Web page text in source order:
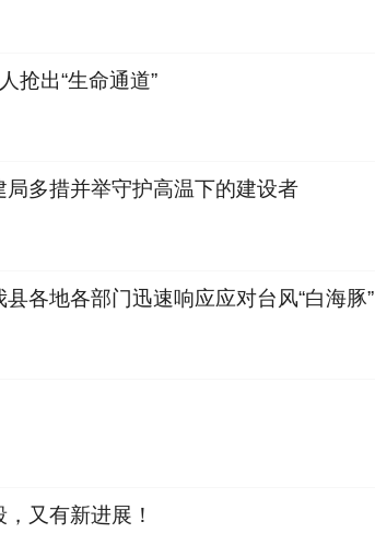
抢出“生命通道”
多措并举守护高温下的建设者
各地各部门迅速响应应对台风“白海豚”
又有新进展！